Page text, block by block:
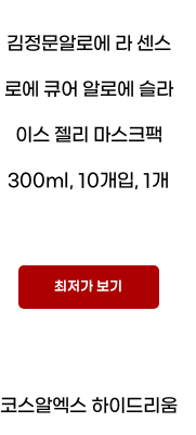
김정문알로에 라 센스
로에 큐어 알로에 슬라
이스 젤리 마스크팩
300ml, 10개입, 1개
최저가 보기
코스알엑스 하이드리움